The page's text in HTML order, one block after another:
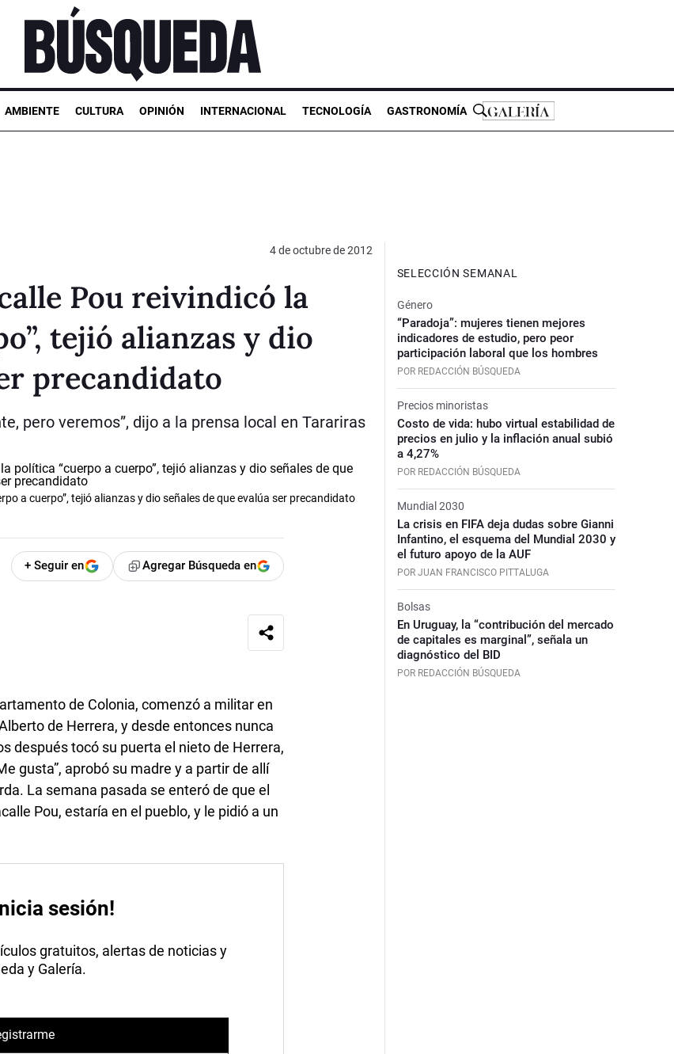
AMBIENTE CULTURA OPINIÓN INTERNACIONAL TECNOLOGÍA GASTRONOMÍA
4 de octubre de 2012
Pou reivindicó la
tejió alianzas y dio
precandidato
pero veremos”, dijo a la prensa local en Tarariras
a cuerpo”, tejió alianzas y dio señales de que evalúa ser precandidato
+ Seguir en Agregar Búsqueda en
de Colonia, comenzó a militar en
de Herrera, y desde entonces nunca
después tocó su puerta el nieto de Herrera,
gusta”, aprobó su madre y a partir de allí
La semana pasada se enteró de que el
Pou, estaría en el pueblo, y le pidió a un
sesión!
gratuitos, alertas de noticias y
y Galería.
SELECCIÓN SEMANAL
Género
“Paradoja”: mujeres tienen mejores
indicadores de estudio, pero peor
participación laboral que los hombres
POR REDACCIÓN BÚSQUEDA
Precios minoristas
Costo de vida: hubo virtual estabilidad de
precios en julio y la inflación anual subió
a 4,27%
POR REDACCIÓN BÚSQUEDA
Mundial 2030
La crisis en FIFA deja dudas sobre Gianni
Infantino, el esquema del Mundial 2030 y
el futuro apoyo de la AUF
POR JUAN FRANCISCO PITTALUGA
Bolsas
En Uruguay, la “contribución del mercado
de capitales es marginal”, señala un
diagnóstico del BID
POR REDACCIÓN BÚSQUEDA